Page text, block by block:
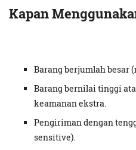
Kapan
Barang berjumlah besar
Barang bernilai tinggi
keamanan ekstra.
Pengiriman dengan
sensitive).